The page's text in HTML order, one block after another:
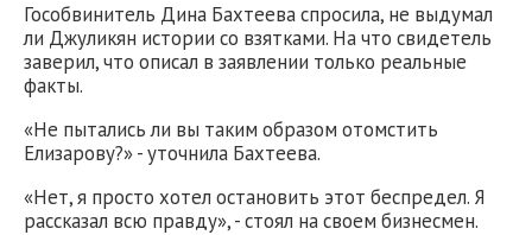
Гособвинитель Дина Бахтеева спросила, не выдумал
ли Джуликян истории со взятками. На что свидетель
заверил, что описал в заявлении только реальные
факты.
«Не пытались ли вы таким образом отомстить
Елизарову?» - уточнила Бахтеева.
«Нет, я просто хотел остановить этот беспредел. Я
рассказал всю правду», - стоял на своем бизнесмен.